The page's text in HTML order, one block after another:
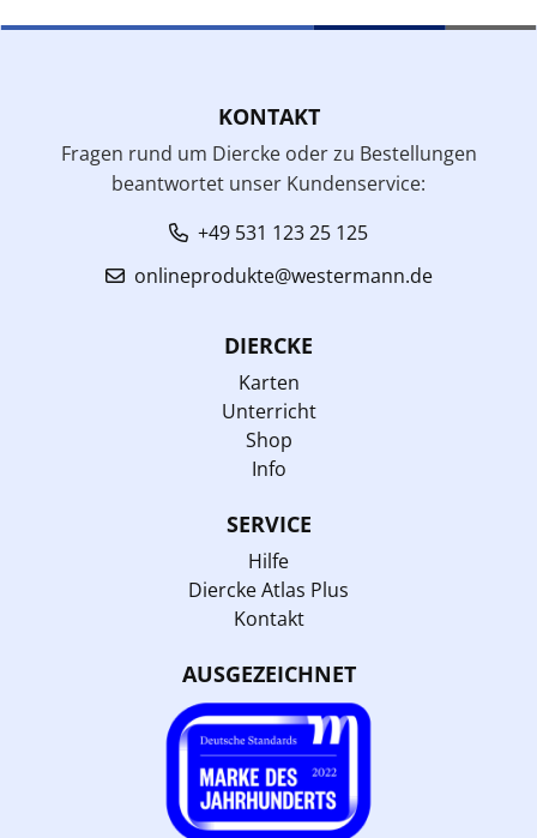
KONTAKT
Fragen rund um Diercke oder zu Bestellungen
beantwortet unser Kundenservice:
+49 531 123 25 125
onlineprodukte@westermann.de
DIERCKE
Karten
Unterricht
Shop
Info
SERVICE
Hilfe
Diercke Atlas Plus
Kontakt
AUSGEZEICHNET